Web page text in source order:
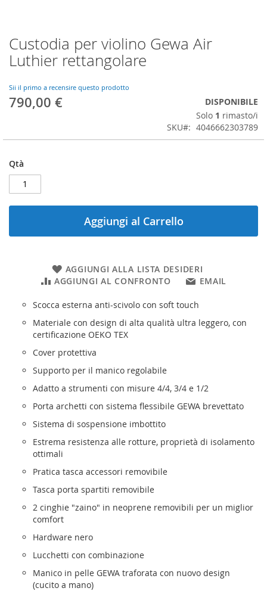
Vai
all'inizio
della
di
immagini
Custodia per violino Gewa Air
Luthier rettangolare
Sii il primo a recensire questo prodotto
790,00 €
DISPONIBILE
Solo 1 rimasto/i
SKU
4046662303789
Qtà
Aggiungi al Carrello
AGGIUNGI ALLA LISTA DESIDERI
AGGIUNGI AL CONFRONTO
EMAIL
Scocca esterna anti-scivolo con soft touch
Materiale con design di alta qualità ultra leggero, con
certificazione OEKO TEX
Cover protettiva
Supporto per il manico regolabile
Adatto a strumenti con misure 4/4, 3/4 e 1/2
Porta archetti con sistema flessibile GEWA brevettato
Sistema di sospensione imbottito
Estrema resistenza alle rotture, proprietà di isolamento
ottimali
Pratica tasca accessori removibile
Tasca porta spartiti removibile
2 cinghie "zaino" in neoprene removibili per un miglior
comfort
Hardware nero
Lucchetti con combinazione
Manico in pelle GEWA traforata con nuovo design
(cucito a mano)